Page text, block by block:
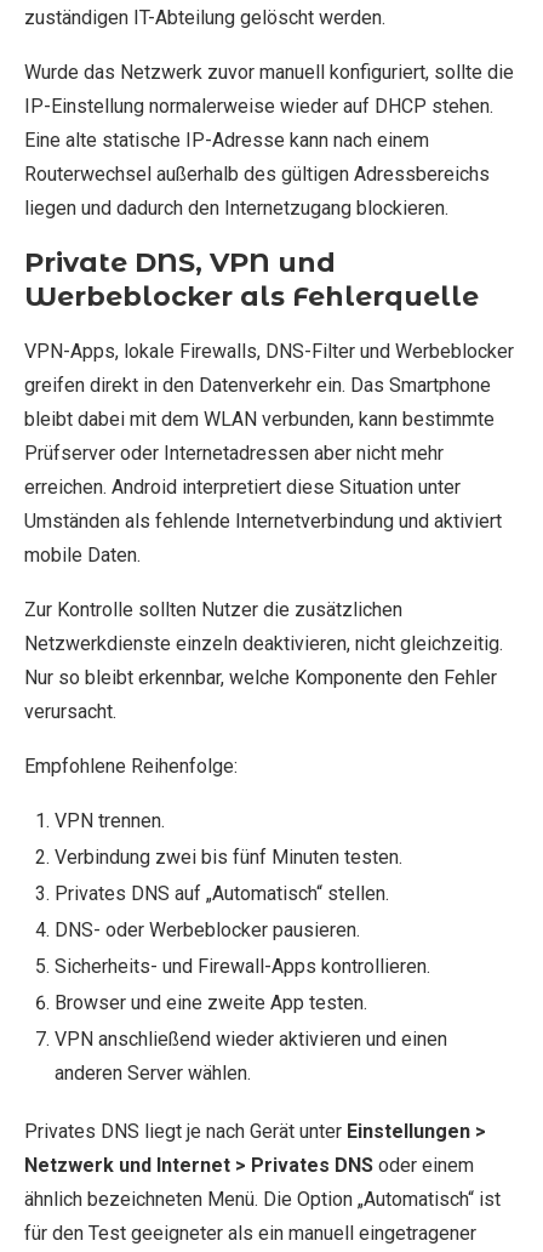
zuständigen IT-Abteilung gelöscht werden.
Wurde das Netzwerk zuvor manuell konfiguriert, sollte die
IP-Einstellung normalerweise wieder auf DHCP stehen.
Eine alte statische IP-Adresse kann nach einem
Routerwechsel außerhalb des gültigen Adressbereichs
liegen und dadurch den Internetzugang blockieren.
Private DNS, VPN und
Werbeblocker als Fehlerquelle
VPN-Apps, lokale Firewalls, DNS-Filter und Werbeblocker
greifen direkt in den Datenverkehr ein. Das Smartphone
bleibt dabei mit dem WLAN verbunden, kann bestimmte
Prüfserver oder Internetadressen aber nicht mehr
erreichen. Android interpretiert diese Situation unter
Umständen als fehlende Internetverbindung und aktiviert
mobile Daten.
Zur Kontrolle sollten Nutzer die zusätzlichen
Netzwerkdienste einzeln deaktivieren, nicht gleichzeitig.
Nur so bleibt erkennbar, welche Komponente den Fehler
verursacht.
Empfohlene Reihenfolge:
VPN trennen.
Verbindung zwei bis fünf Minuten testen.
Privates DNS auf „Automatisch“ stellen.
DNS- oder Werbeblocker pausieren.
Sicherheits- und Firewall-Apps kontrollieren.
Browser und eine zweite App testen.
VPN anschließend wieder aktivieren und einen
anderen Server wählen.
Privates DNS liegt je nach Gerät unter Einstellungen >
Netzwerk und Internet > Privates DNS oder einem
ähnlich bezeichneten Menü. Die Option „Automatisch“ ist
für den Test geeigneter als ein manuell eingetragener